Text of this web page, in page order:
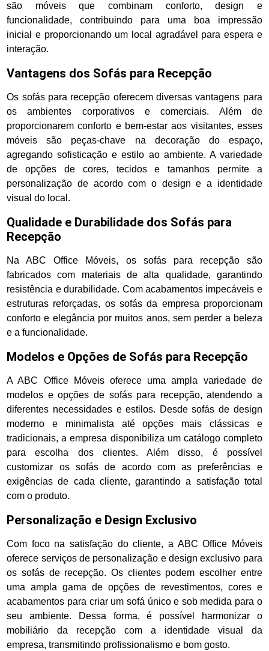
são móveis que combinam conforto, design e
funcionalidade, contribuindo para uma boa impressão
inicial e proporcionando um local agradável para espera e
interação.
Vantagens dos Sofás para Recepção
Os sofás para recepção oferecem diversas vantagens para
os ambientes corporativos e comerciais. Além de
proporcionarem conforto e bem-estar aos visitantes, esses
móveis são peças-chave na decoração do espaço,
agregando sofisticação e estilo ao ambiente. A variedade
de opções de cores, tecidos e tamanhos permite a
personalização de acordo com o design e a identidade
visual do local.
Qualidade e Durabilidade dos Sofás para
Recepção
Na ABC Office Móveis, os sofás para recepção são
fabricados com materiais de alta qualidade, garantindo
resistência e durabilidade. Com acabamentos impecáveis e
estruturas reforçadas, os sofás da empresa proporcionam
conforto e elegância por muitos anos, sem perder a beleza
e a funcionalidade.
Modelos e Opções de Sofás para Recepção
A ABC Office Móveis oferece uma ampla variedade de
modelos e opções de sofás para recepção, atendendo a
diferentes necessidades e estilos. Desde sofás de design
moderno e minimalista até opções mais clássicas e
tradicionais, a empresa disponibiliza um catálogo completo
para escolha dos clientes. Além disso, é possível
customizar os sofás de acordo com as preferências e
exigências de cada cliente, garantindo a satisfação total
com o produto.
Personalização e Design Exclusivo
Com foco na satisfação do cliente, a ABC Office Móveis
oferece serviços de personalização e design exclusivo para
os sofás de recepção. Os clientes podem escolher entre
uma ampla gama de opções de revestimentos, cores e
acabamentos para criar um sofá único e sob medida para o
seu ambiente. Dessa forma, é possível harmonizar o
mobiliário da recepção com a identidade visual da
empresa, transmitindo profissionalismo e bom gosto.